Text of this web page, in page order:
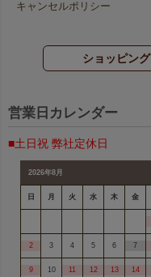
キャンセルポリシー
ショッピン
営業日カレンダー
■土日祝 弊社定休日
2026年8月
日 月 火 水 木 金
2 3 4 5 6 7
9 10 11 12 13 14